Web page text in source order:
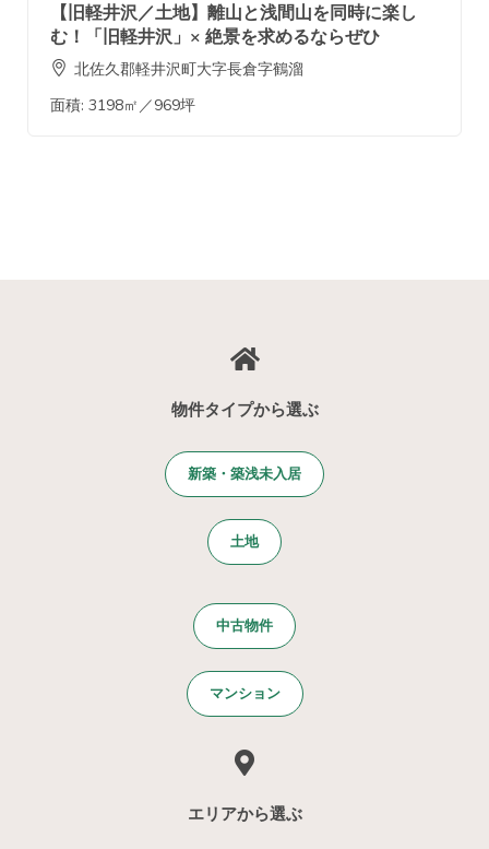
【旧軽井沢／土地】離山と浅間山を同時に楽し
む！「旧軽井沢」× 絶景を求めるならぜひ
北佐久郡軽井沢町大字長倉字鶴溜
面積: 3198㎡／969坪
物件タイプから選ぶ
新築・築浅未入居
土地
中古物件
マンション
エリアから選ぶ